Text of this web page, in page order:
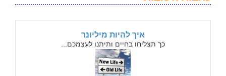
איך להיות מיליונר
כך תצליחו בחיים ותיתנו לעצמכם...